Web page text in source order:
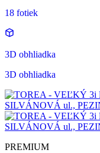
18 fotiek
3D obhliadka
3D obhliadka
PREMIUM